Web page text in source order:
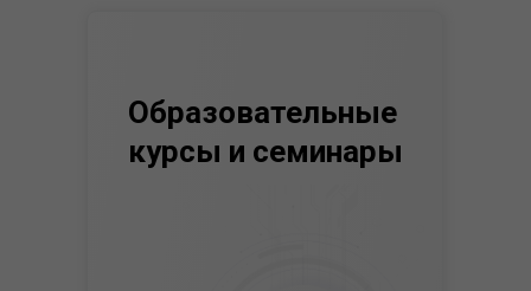
Образовательные
курсы и семинары